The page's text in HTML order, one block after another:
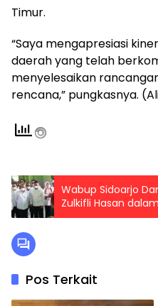
Timur.
“Saya mengapresiasi
daerah yang telah
menyelesaikan
rencana,” pungkasnya.
Wabup Sidoarjo
Zulkifli Hasan
dan Kunker ke
Pos Terkait